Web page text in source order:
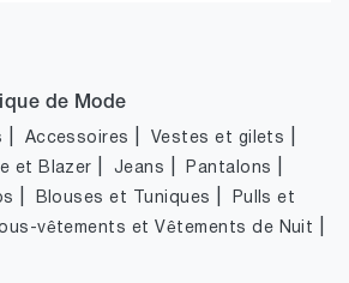
de Mode
Accessoires Vestes et gilets
et Blazer Jeans Pantalons
Blouses et Tuniques
Pulls et
vêtements et Vêtements de Nuit